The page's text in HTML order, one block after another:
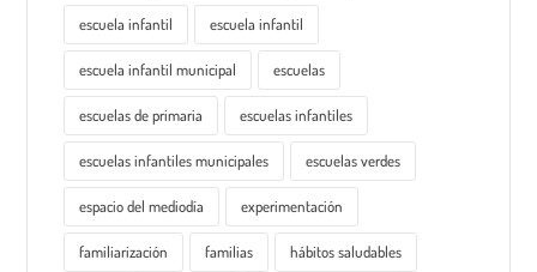
escuela infantil escuela infantil
escuela infantil municipal escuelas
escuelas de primaria escuelas infantiles
escuelas infantiles municipales escuelas verdes
espacio del mediodía experimentación
familiarización familias hábitos saludables